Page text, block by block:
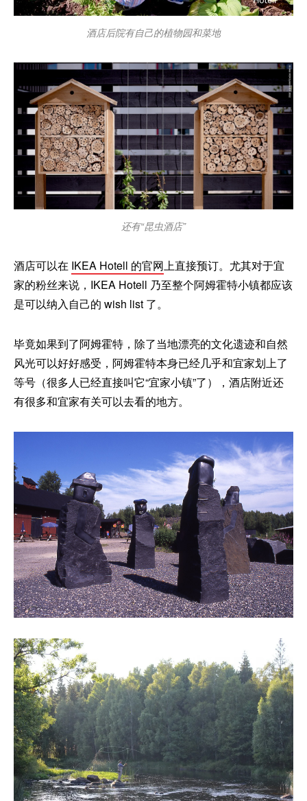
酒店后院有自己的植物园和菜地
还有“昆虫酒店”
酒店可以在 IKEA Hotell 的官网 上直接预订。尤其对于宜
家的粉丝来说，IKEA Hotell 乃至整个阿姆霍特小镇都应该
是可以纳入自己的 wish list 了。
毕竟如果到了阿姆霍特，除了当地漂亮的文化遗迹和自然
风光可以好好感受，阿姆霍特本身已经几乎和宜家划上了
等号（很多人已经直接叫它“宜家小镇”了），酒店附近还
有很多和宜家有关可以去看的地方。